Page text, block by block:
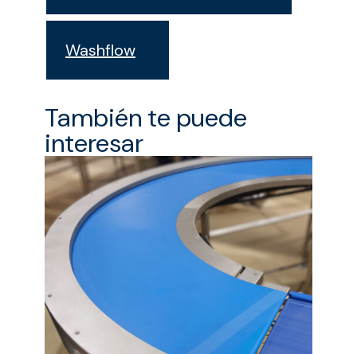
Washflow
También te puede
interesar